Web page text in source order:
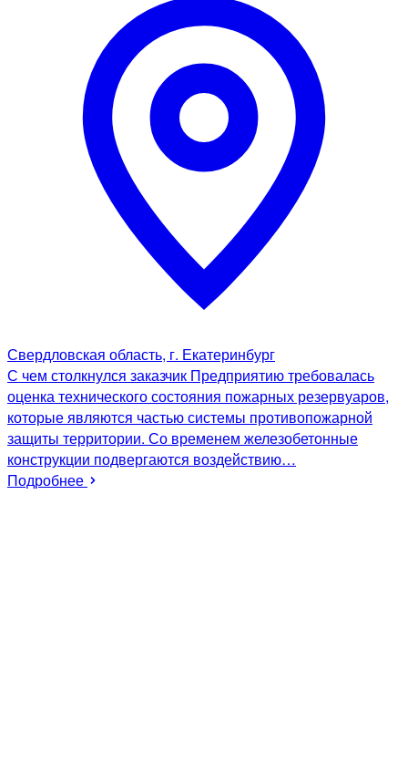
Свердловская область, г. Екатеринбург
С чем столкнулся заказчик Предприятию требовалась
оценка технического состояния пожарных резервуаров,
которые являются частью системы противопожарной
защиты территории. Со временем железобетонные
конструкции подвергаются воздействию…
Подробнее